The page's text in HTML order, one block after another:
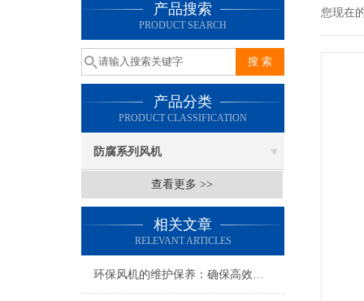
产品搜索
PRODUCT SEARCH
产品分类
PRODUCT CLASSIFICATION
防腐系列风机
查看更多 >>
相关文章
RELEVANT ARTICLES
环保风机的维护保养：确保高效运行的关键
您现在